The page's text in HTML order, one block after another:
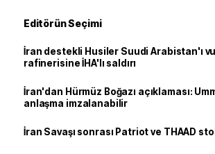
Editörün Seçimi
İran destekli Husiler Suudi Arabistan'ı
rafinerisine İHA'lı saldırı
İran'dan Hürmüz Boğazı açıklaması:
anlaşma imzalanabilir
İran Savaşı sonrası Patriot ve THAAD